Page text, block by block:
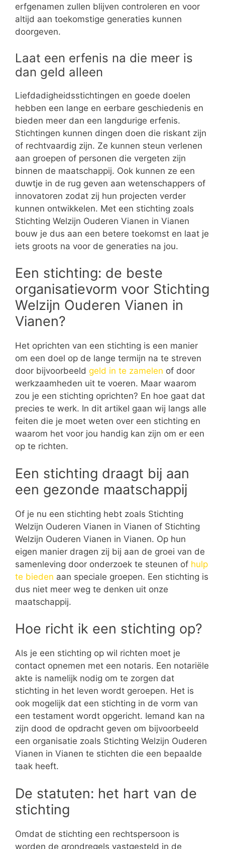
erfgenamen zullen blijven controleren en voor
altijd aan toekomstige generaties kunnen
doorgeven.
Laat een erfenis na die meer is
dan geld alleen
Liefdadigheidsstichtingen en goede doelen
hebben een lange en eerbare geschiedenis en
bieden meer dan een langdurige erfenis.
Stichtingen kunnen dingen doen die riskant zijn
of rechtvaardig zijn. Ze kunnen steun verlenen
aan groepen of personen die vergeten zijn
binnen de maatschappij. Ook kunnen ze een
duwtje in de rug geven aan wetenschappers of
innovatoren zodat zij hun projecten verder
kunnen ontwikkelen. Met een stichting zoals
Stichting Welzijn Ouderen Vianen in Vianen
bouw je dus aan een betere toekomst en laat je
iets groots na voor de generaties na jou.
Een stichting: de beste
organisatievorm voor Stichting
Welzijn Ouderen Vianen in
Vianen?
Het oprichten van een stichting is een manier
om een doel op de lange termijn na te streven
door bijvoorbeeld geld in te zamelen of door
werkzaamheden uit te voeren. Maar waarom
zou je een stichting oprichten? En hoe gaat dat
precies te werk. In dit artikel gaan wij langs alle
feiten die je moet weten over een stichting en
waarom het voor jou handig kan zijn om er een
op te richten.
Een stichting draagt bij aan
een gezonde maatschappij
Of je nu een stichting hebt zoals Stichting
Welzijn Ouderen Vianen in Vianen of Stichting
Welzijn Ouderen Vianen in Vianen. Op hun
eigen manier dragen zij bij aan de groei van de
samenleving door onderzoek te steunen of hulp
te bieden aan speciale groepen. Een stichting is
dus niet meer weg te denken uit onze
maatschappij.
Hoe richt ik een stichting op?
Als je een stichting op wil richten moet je
contact opnemen met een notaris. Een notariële
akte is namelijk nodig om te zorgen dat
stichting in het leven wordt geroepen. Het is
ook mogelijk dat een stichting in de vorm van
een testament wordt opgericht. Iemand kan na
zijn dood de opdracht geven om bijvoorbeeld
een organisatie zoals Stichting Welzijn Ouderen
Vianen in Vianen te stichten die een bepaalde
taak heeft.
De statuten: het hart van de
stichting
Omdat de stichting een rechtspersoon is
worden de grondregels vastgesteld in de